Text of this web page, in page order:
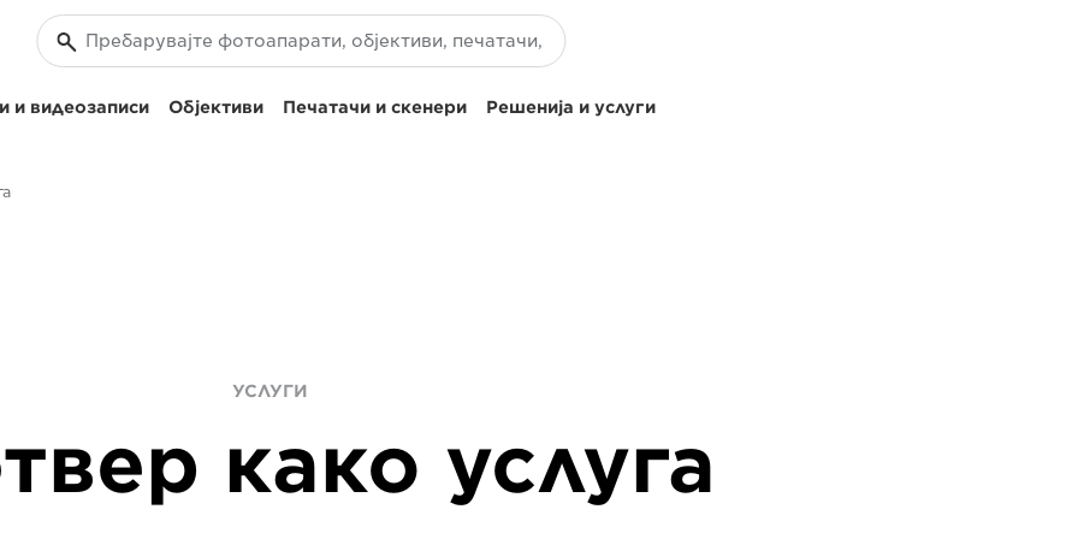
и видеозаписи Објективи Печатачи и скенери Решенија и услуги
УСЛУГИ
како услуга